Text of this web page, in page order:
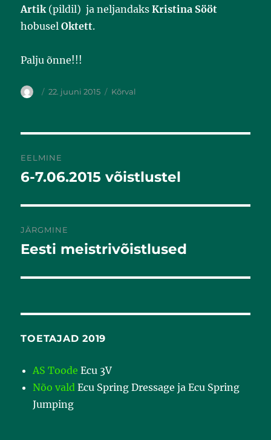
Artik (pildil) ja neljandaksKristina Sööt
hobuselOktett.
Palju õnne!!!
22. juuni 2015 Kõrval
EELMINE
Eelmine
6-7.06.2015 võistlustel
JÄRGMINE
Järgmine
Eesti meistrivõistlused
TOETAJAD 2019
AS Toode Ecu 3V
Nõo vald Ecu Spring Dressage ja Ecu Spring
Jumping